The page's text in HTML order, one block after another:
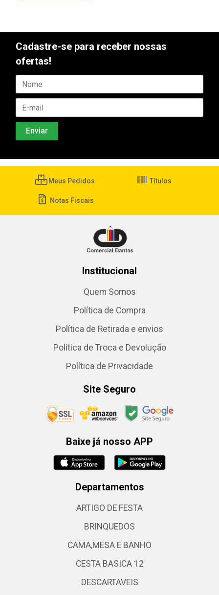
Cadastre-se para receber nossas
ofertas!
Meus Pedidos Títulos
Notas Fiscais
Institucional
Quem Somos
Política de Compra
Política de Retirada e envios
Política de Troca e Devolução
Política de Privacidade
Site Seguro
Baixe já nosso APP
Departamentos
ARTIGO DE FESTA
BRINQUEDOS
CAMA,MESA E BANHO
CESTA BASICA 12
DESCARTAVEIS